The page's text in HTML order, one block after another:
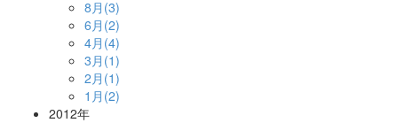
8月(3)
6月(2)
4月(4)
3月(1)
2月(1)
1月(2)
2012年